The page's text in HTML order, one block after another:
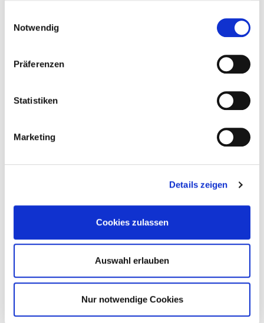
Notwendig
Präferenzen
Statistiken
Marketing
Details zeigen
Cookies zulassen
Auswahl erlauben
Nur notwendige Cookies
15.07.2026
Anmelderekord zu –…
Mehr erfahren
07.07.2026
Anmeldung für die 109. Auflage von Rund
um Köln geöffnet